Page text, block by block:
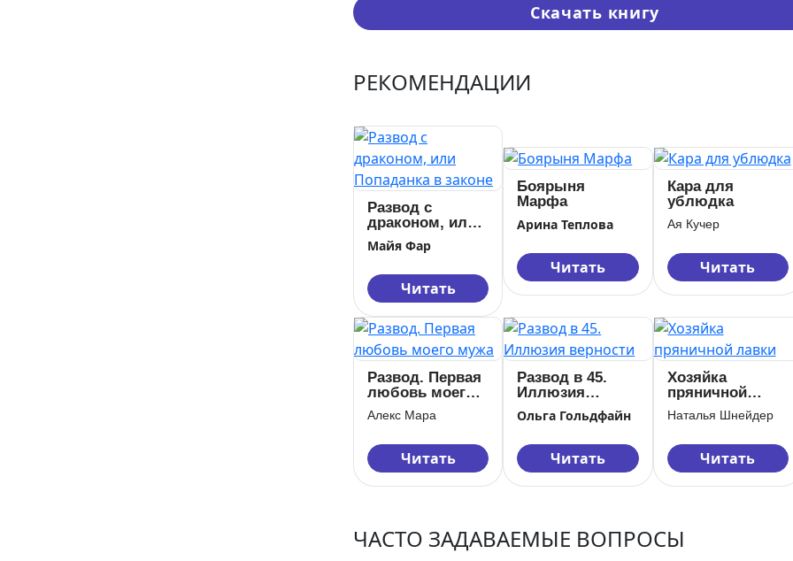
Скачать книгу
РЕКОМЕНДАЦИИ
Развод с
драконом, или
Попаданка в
законе
Майя Фар
Читать
Боярыня
Марфа
Арина Теплова
Читать
Кара для
ублюдка
Ая Кучер
Читать
Развод. Первая
любовь моего
мужа
Алекс Мара
Читать
Развод в 45.
Иллюзия
верности
Ольга Гольдфайн
Читать
Хозяйка
пряничной
лавки
Наталья Шнейдер
Читать
ЧАСТО ЗАДАВАЕМЫЕ ВОПРОСЫ